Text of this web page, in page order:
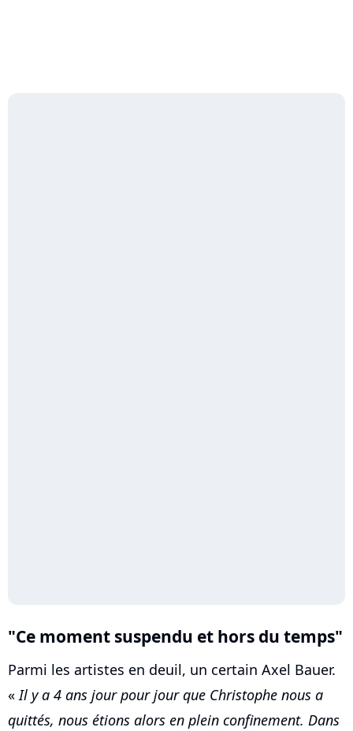
"Ce moment suspendu et hors du temps"
Parmi les artistes en deuil, un certain Axel Bauer.
«Il y a 4 ans jour pour jour que Christophe nous a
quittés, nous étions alors en plein confinement. Dans